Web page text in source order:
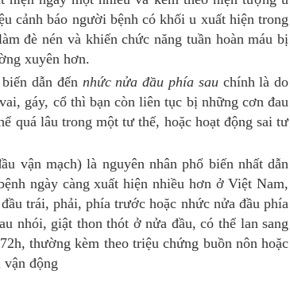
cảnh báo người bệnh có khối u xuất hiện trong
đè nén và khiến chức năng tuần hoàn máu bị
xuyên hơn.
dẫn đến nhức nửa đầu phía sauchính là do
gáy, cổ thì bạn còn liên tục bị những cơn đau
quá lâu trong một tư thế, hoặc hoạt động sai tư
vận mạch) là nguyên nhân phổ biến nhất dẫn
ngày càng xuất hiện nhiều hơn ở Việt Nam,
trái, phải, phía trước hoặc nhức nửa đầu phía
nhói, giật thon thót ở nửa đầu, có thể lan sang
thường kèm theo triệu chứng buồn nôn hoặc
động